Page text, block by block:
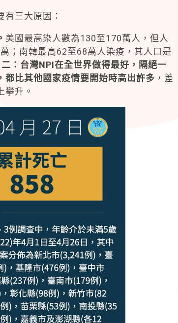
三大原因：
美國最高染人數為130至170萬人，但人
；南韓最高62至68萬人染疫，其人口是
二：台灣NPI在全世界做得最好，隔絕一
都比其他國家疫情要開始時高出許多 ，差
攀升。